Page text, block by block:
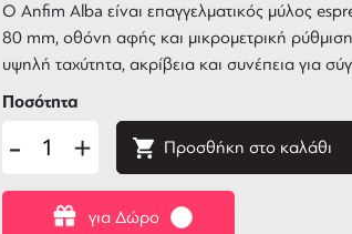
Ο Anfim Alba είναι επαγγελματικός μύλος
80 mm, οθόνη αφής και μικρομετρική
υψηλή ταχύτητα, ακρίβεια και συνέπεια για
για Δώρο
Ποσότητα
- + Προσθήκη στο καλάθι